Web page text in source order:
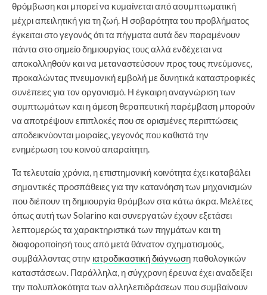
θρόμβωση και μπορεί να κυμαίνεται από ασυμπτωματική
μέχρι απειλητική για τη ζωή. Η σοβαρότητα του προβλήματος
έγκειται στο γεγονός ότι τα πήγματα αυτά δεν παραμένουν
πάντα στο σημείο δημιουργίας τους αλλά ενδέχεται να
αποκολληθούν και να μεταναστεύσουν προς τους πνεύμονες,
προκαλώντας πνευμονική εμβολή με δυνητικά καταστροφικές
συνέπειες για τον οργανισμό. Η έγκαιρη αναγνώριση των
συμπτωμάτων και η άμεση θεραπευτική παρέμβαση μπορούν
να αποτρέψουν επιπλοκές που σε ορισμένες περιπτώσεις
αποδεικνύονται μοιραίες, γεγονός που καθιστά την
ενημέρωση του κοινού απαραίτητη.
Τα τελευταία χρόνια, η επιστημονική κοινότητα έχει καταβάλει
σημαντικές προσπάθειες για την κατανόηση των μηχανισμών
που διέπουν τη δημιουργία θρόμβων στα κάτω άκρα. Μελέτες
όπως αυτή των Solarino και συνεργατών έχουν εξετάσει
λεπτομερώς τα χαρακτηριστικά των πηγμάτων και τη
διαφοροποίησή τους από μετά θάνατον σχηματισμούς,
συμβάλλοντας στην ιατροδικαστική διάγνωσηπαθολογικών
καταστάσεων. Παράλληλα, η σύγχρονη έρευνα έχει αναδείξει
την πολυπλοκότητα των αλληλεπιδράσεων που συμβαίνουν